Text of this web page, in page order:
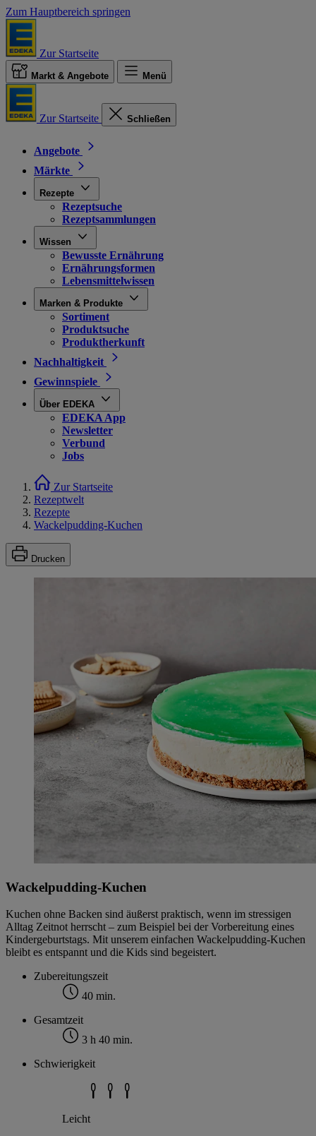
Zum Hauptbereich springen
Zur Startseite
Markt & Angebote Menü
Zur Startseite Schließen
Angebote
Märkte
Rezepte
Rezeptsuche
Rezeptsammlungen
Wissen
Bewusste Ernährung
Ernährungsformen
Lebensmittelwissen
Marken & Produkte
Sortiment
Produktsuche
Produktherkunft
Nachhaltigkeit
Gewinnspiele
Über EDEKA
EDEKA App
Newsletter
Verbund
Jobs
Zur Startseite
Rezeptwelt
Rezepte
Wackelpudding-Kuchen
Drucken
Wackelpudding-Kuchen
Kuchen ohne Backen sind äußerst praktisch, wenn im stressigen
Alltag Zeitnot herrscht – zum Beispiel bei der Vorbereitung eines
Kindergeburtstags. Mit unserem einfachen Wackelpudding-Kuchen
bleibt es entspannt und die Kids sind begeistert.
Zubereitungszeit
40 min.
Gesamtzeit
3 h 40 min.
Schwierigkeit
Leicht